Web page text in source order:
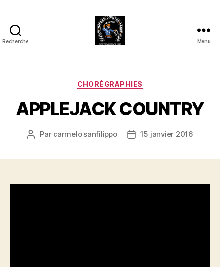
Recherche
de
Billy-
Berclau
(62)
Menu
Catégories
CHORÉGRAPHIES
APPLEJACK COUNTRY
Auteur
Par carmelo sanfilippo
Date15 janvier 2016